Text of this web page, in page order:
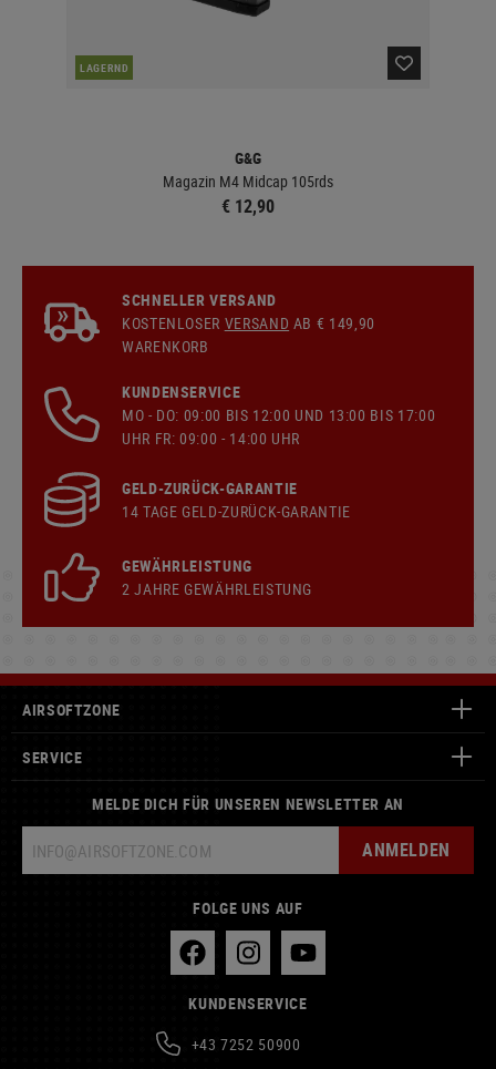
LAGERND
G&G
Magazin M4 Midcap 105rds
€ 12,90
SCHNELLER VERSAND
KOSTENLOSER VERSAND AB € 149,90
WARENKORB
KUNDENSERVICE
MO - DO: 09:00 BIS 12:00 UND 13:00 BIS 17:00
UHR FR: 09:00 - 14:00 UHR
GELD-ZURÜCK-GARANTIE
14 TAGE GELD-ZURÜCK-GARANTIE
GEWÄHRLEISTUNG
2 JAHRE GEWÄHRLEISTUNG
AIRSOFTZONE
SERVICE
MELDE DICH FÜR UNSEREN NEWSLETTER AN
ANMELDEN
FOLGE UNS AUF
KUNDENSERVICE
+43 7252 50900